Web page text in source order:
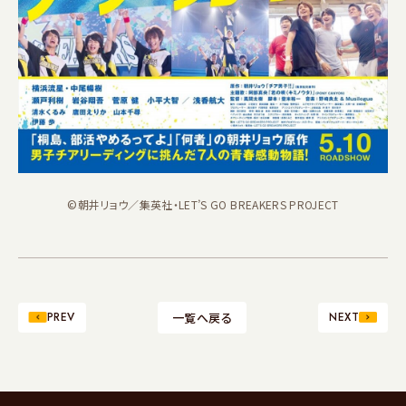
©朝井リョウ／集英社・LET’S GO BREAKERS PROJECT
PREV 一覧へ戻る NEXT